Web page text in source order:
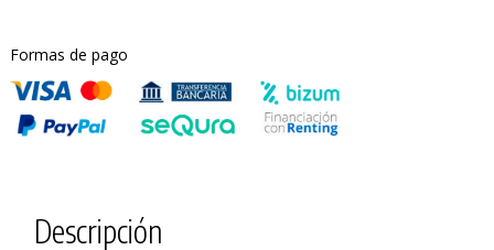
Formas de pago
Descripción